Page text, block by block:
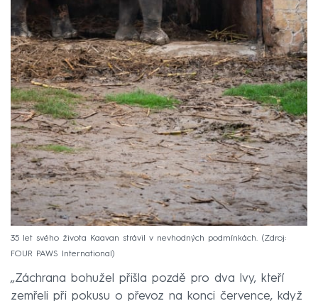
35 let svého života Kaavan strávil v nevhodných podmínkách.
Zdroj:
FOUR PAWS International
„Záchrana bohužel přišla pozdě pro dva lvy, kteří
zemřeli při pokusu o převoz na konci července, když